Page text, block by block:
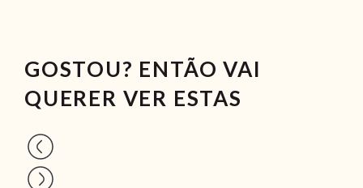
GOSTOU? ENTÃO VAI
QUERER VER ESTAS